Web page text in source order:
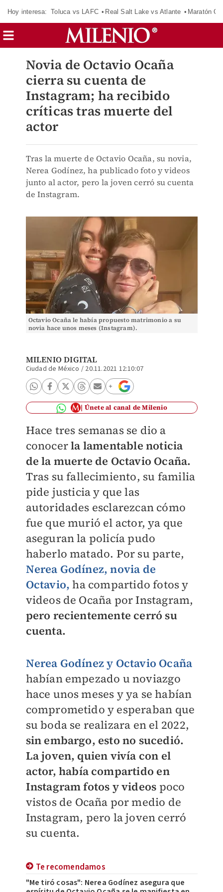
Hoy interesa: Toluca vs LAFC Real Salt Lake vs Atlante Maratón
Novia de Octavio Ocaña
cierra su cuenta de
Instagram; ha recibido
críticas tras muerte del
actor
Tras la muerte de Octavio Ocaña, su novia,
Nerea Godínez, ha publicado foto y videos
junto al actor, pero la joven cerró su cuenta
de Instagram.
Octavio Ocaña le había propuesto matrimonio a su
novia hace unos meses (Instagram).
MILENIO DIGITAL
Ciudad de México / 20.11.2021 12:10:07
Únete al canal de Milenio
Hace tres semanas se dio a
conocerla lamentable noticia
de la muerte de Octavio Ocaña.
Tras su fallecimiento, su familia
pide justicia y que las
autoridades esclarezcan cómo
fue que murió el actor, ya que
aseguran la policía pudo
haberlo matado. Por su parte,
Nerea Godínez, novia de
Octavio, ha compartido fotos y
videos de Ocaña por Instagram,
pero recientemente cerró su
cuenta.
Nerea Godínez y Octavio Ocaña
habían empezado u noviazgo
hace unos meses y ya se habían
comprometido y esperaban que
su boda se realizara en el 2022,
sin embargo, esto no sucedió.
La joven, quien vivía con el
actor, había compartido en
Instagram fotos y videos poco
vistos de Ocaña por medio de
Instagram, pero la joven cerró
su cuenta.
Te recomendamos
"Me tiró cosas": Nerea Godínez asegura que